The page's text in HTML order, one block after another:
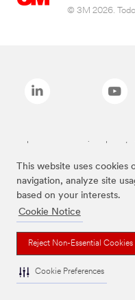
This website uses
navigation, analyze site
based on your interests.
Cookie Notice
Reject Non-Essential Cookies
Cookie Preferences
© 3M 2026.
Las marcas mencionadas